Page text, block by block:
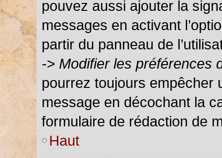
pouvez aussi ajouter la
messages en activant
partir du panneau de
-> Modifier les préférences
pourrez toujours empêcher
message en décochant la
formulaire de rédaction de
Haut